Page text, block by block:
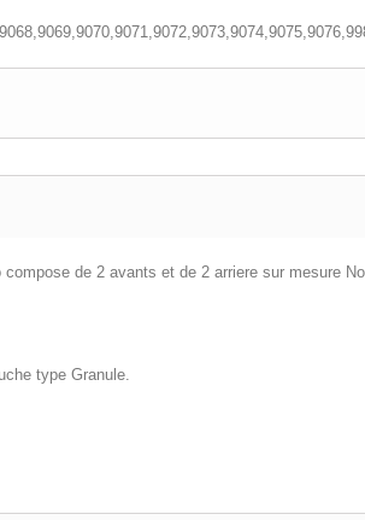
de 2 avants et de 2 arriere sur mesure
type Granule.